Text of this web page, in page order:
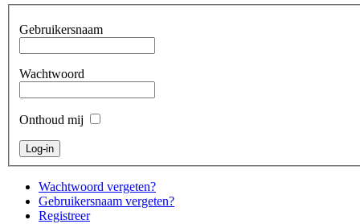
Gebruikersnaam
Wachtwoord
Onthoud mij
Wachtwoord vergeten?
Gebruikersnaam vergeten?
Registreer